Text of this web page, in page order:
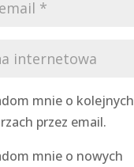
mnie o kolejnych
przez email.
mnie o nowych